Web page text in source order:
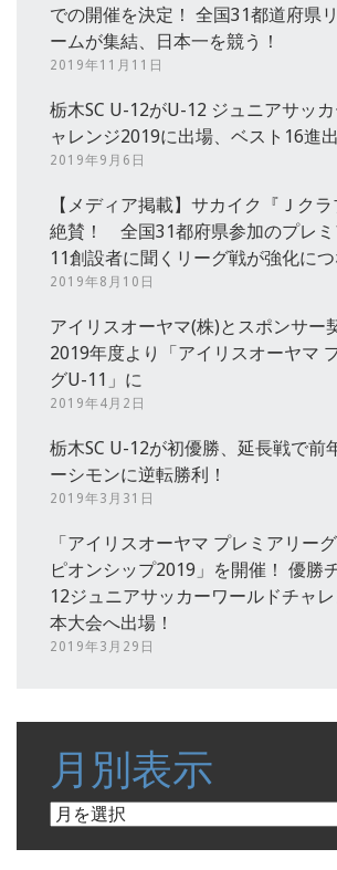
での開催を決定！ 全国31都道府県
ームが集結、日本一を競う！
2019年11月11日
栃木SC U-12がU-12 ジュニアサッ
ャレンジ2019に出場、ベスト16進
2019年9月6日
【メディア掲載】サカイク『Ｊク
絶賛！ 全国31都府県参加のプレミ
11創設者に聞くリーグ戦が強化につ
2019年8月10日
アイリスオーヤマ(株)とスポンサー
2019年度より「アイリスオーヤマ
グU-11」に
2019年4月2日
栃木SC U-12が初優勝、延長戦で前
ーシモンに逆転勝利！
2019年3月31日
「アイリスオーヤマ プレミアリー
ピオンシップ2019」を開催！ 優勝
12ジュニアサッカーワールドチャレ
本大会へ出場！
2019年3月29日
月別表示
月